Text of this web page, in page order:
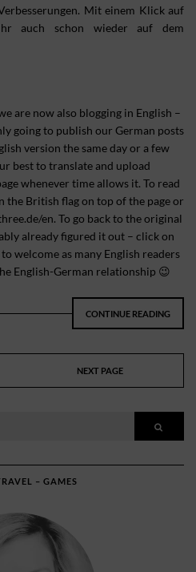
Mit einem Klick auf
auch schon wieder auf dem
are now also blogging in English –
going to publish our German posts
version the same day or a few
best to translate and upload
whenever time allows it. To read
the British flag on top of the page or
en. To go back to the original
already figured it out – click on
welcome as many English readers
English-German relationship 😉
CONTINUE READING
NEXT PAGE
– GAMES